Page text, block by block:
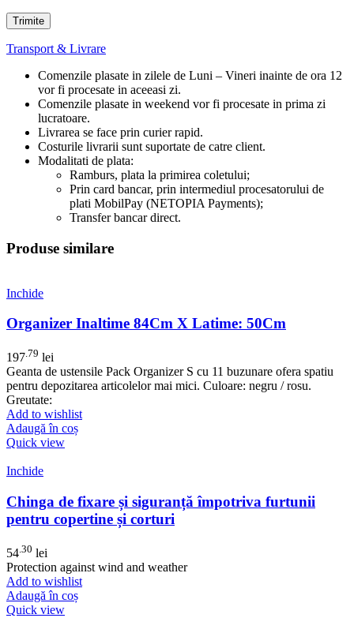
Transport & Livrare
Comenzile plasate in zilele de Luni – Vineri inainte de ora 12
vor fi procesate in aceeasi zi.
Comenzile plasate in weekend vor fi procesate in prima zi
lucratoare.
Livrarea se face prin curier rapid.
Costurile livrarii sunt suportate de catre client.
Modalitati de plata:
Ramburs, plata la primirea coletului;
Prin card bancar, prin intermediul procesatorului de
plati MobilPay (NETOPIA Payments);
Transfer bancar direct.
Produse similare
Inchide
Organizer Inaltime 84Cm X Latime: 50Cm
197.79 lei
Geanta de ustensile Pack Organizer S cu 11 buzunare ofera spatiu
pentru depozitarea articolelor mai mici. Culoare: negru / rosu.
Greutate:
Add to wishlist
Adaugă în coș
Quick view
Inchide
Chinga de fixare și siguranță împotriva furtunii
pentru copertine și corturi
54 .30 lei
Protection against wind and weather
Add to wishlist
Adaugă în coș
Quick view